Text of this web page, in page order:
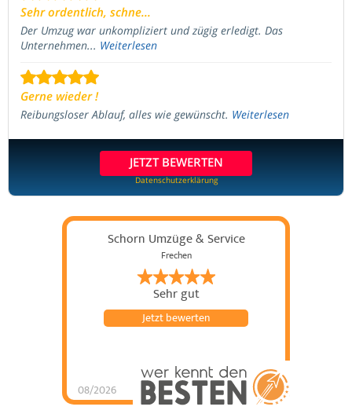
Sehr ordentlich, schne...
Der Umzug war unkompliziert und zügig erledigt. Das
Unternehmen... Weiterlesen
Gerne wieder !
Reibungsloser Ablauf, alles wie gewünscht. Weiterlesen
JETZT BEWERTEN
Datenschutzerklärung
Schorn Umzüge & Service
Frechen
Sehr gut
08/2026
Jetzt bewerten
Schorn Umzüge &
Service hat 4.98von5